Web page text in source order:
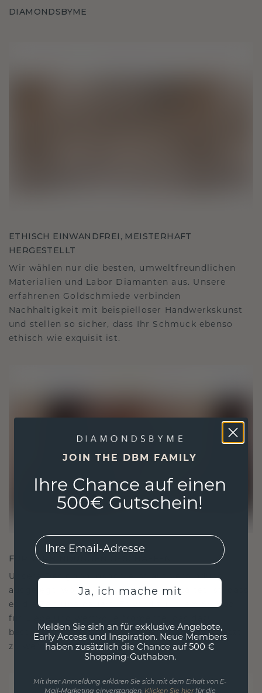
DIAMONDSBYME
ETHISCH EINWANDFREI, MEISTERHAFT
HERGESTELLT
Wir wählen nur die besten, umweltfreundlichen
Materialien und Labor Diamanten aus. Unsere
erfahrenen Goldschmiede verbinden
Nachhaltigkeit mit beispielloser Handwerkskunst
und stellen so sicher, dass Ihr Schmuck ebenso
ethisch wie exquisit ist.
FÜR VERBINDUNGEN GESCHAFFEN
Unsere Designphilosophie ist auf Verbindung
ausgelegt, wobei jedes Stück so gestaltet ist, dass
es die Zeit überdauert. Es wird zu Ihrem Symbol
für Liebe und wertvolle Momente, das dazu
bestimmt ist, für immer getragen und geschätzt
zu werden.
JOIN THE DBM FAMILY
Ihre Chance auf einen
500€ Gutschein!
EMail
Ja, ich mache mit
Melden Sie sich an für exklusive Angebote,
Early Access und Inspiration. Neue Members
haben zusätzlich die Chance auf 500 €
Shopping-Guthaben.
Mit Ihrer Anmeldung erklären Sie sich mit dem Erhalt von E-
Mail-Marketing einverstanden. Klicken Sie hierfür die